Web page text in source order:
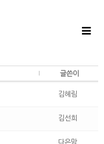
글쓴이
김혜림
김선희
다은맘